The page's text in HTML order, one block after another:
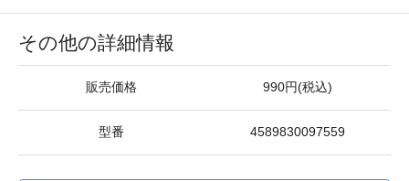
その他の詳細情報
販売価格 990円(税込)
型番 4589830097559